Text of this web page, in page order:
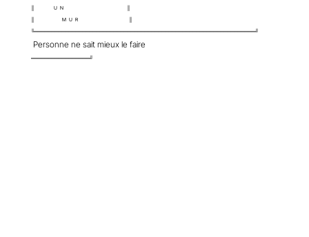
U N
M U R
╚════════════════════════════════════════════════════════════════╝
Personne ne sait mieux le faire
═════════════════╝